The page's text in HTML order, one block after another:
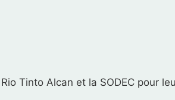
Tinto Alcan et la SODEC pour